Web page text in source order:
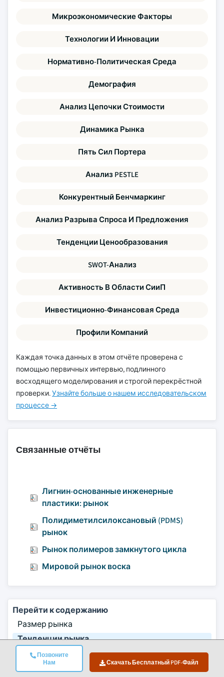
Позвоните
Нам
Скачать Бесплатный PDF-Файл
Микроэкономические Факторы
Технологии И Инновации
Нормативно-Политическая Среда
Демография
Анализ Цепочки Стоимости
Динамика Рынка
Пять Сил Портера
Анализ PESTLE
Конкурентный Бенчмаркинг
Анализ Разрыва Спроса И Предложения
Тенденции Ценообразования
SWOT-Анализ
Активность В Области СииП
Инвестиционно-Финансовая Среда
Профили Компаний
Каждая точка данных в этом отчёте проверена с
помощью первичных интервью, подлинного
восходящего моделирования и строгой перекрёстной
проверки.Узнайте больше о нашем исследовательском
процессе →
Связанные отчёты
Лигнин-основанные инженерные
пластики: рынок
Полидиметилсилоксановый (PDMS)
рынок
Рынок полимеров замкнутого цикла
Мировой рынок воска
Перейти к содержанию
Размер рынка
Тенденции рынка
Анализ рынка
Часто задаваемые вопросы